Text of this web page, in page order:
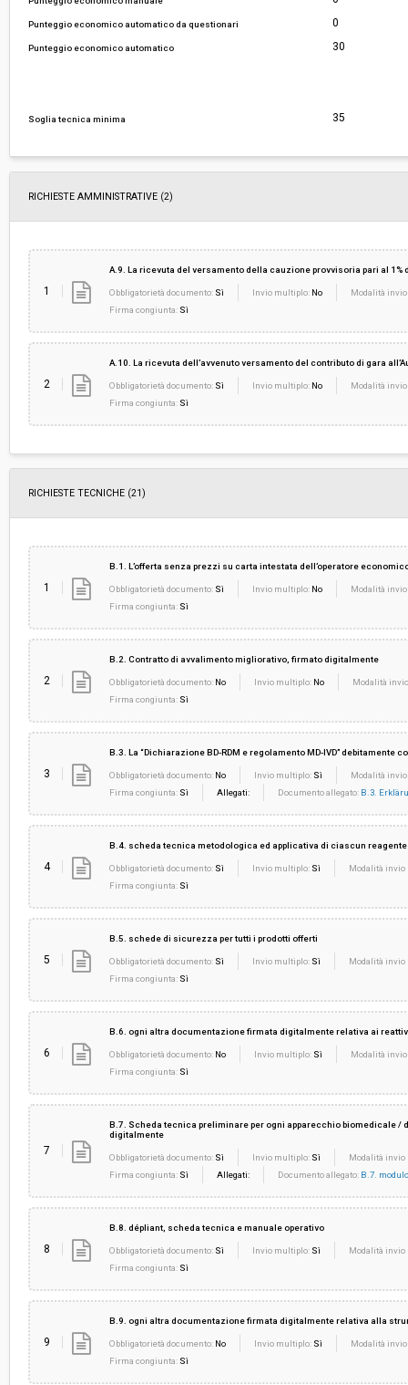
Punteggio economico automatico da questionari 0
Punteggio economico automatico 30
Soglia tecnica minima 35
RICHIESTE AMMINISTRATIVE (2)
1
A.9. La ricevuta del versamento della cauzione provvisoria pari al
Obbligatorietà documento: Sì Invio multiplo: No
Modalità
Firma congiunta: Sì
2
A.10. La ricevuta dell’avvenuto versamento del contributo di gara
Obbligatorietà documento: Sì Invio multiplo: No
Modalità
Firma congiunta: Sì
RICHIESTE TECNICHE (21)
1
B.1. L’offerta senza prezzi su carta intestata dell’operatore
Obbligatorietà documento: Sì Invio multiplo: No
Modalità
Firma congiunta: Sì
2
B.2. Contratto di avvalimento migliorativo, firmato digitalmente
Obbligatorietà documento: No Invio multiplo: No
Modalità
Firma congiunta: Sì
3
B.3. La “Dichiarazione BD-RDM e regolamento MD-IVD” debitamente
Obbligatorietà documento: No Invio multiplo: Sì
Modalità
Firma congiunta: Sì Allegati: Documento allegato: B.3.
4
B.4. scheda tecnica metodologica ed applicativa di ciascun
Obbligatorietà documento: Sì Invio multiplo: Sì
Modalità invio
Firma congiunta: Sì
5
B.5. schede di sicurezza per tutti i prodotti offerti
Obbligatorietà documento: Sì Invio multiplo: Sì
Modalità invio
Firma congiunta: Sì
6
B.6. ogni altra documentazione firmata digitalmente relativa ai
Obbligatorietà documento: No Invio multiplo: Sì
Modalità
Firma congiunta: Sì
7
B.7. Scheda tecnica preliminare per ogni apparecchio biomedicale /
digitalmente
Obbligatorietà documento: Sì Invio multiplo: Sì
Modalità invio
Firma congiunta: Sì Allegati: Documento allegato: B.7.
8
B.8. dépliant, scheda tecnica e manuale operativo
Obbligatorietà documento: Sì Invio multiplo: Sì
Modalità invio
Firma congiunta: Sì
9
B.9. ogni altra documentazione firmata digitalmente relativa alla
Obbligatorietà documento: No Invio multiplo: Sì
Modalità
Firma congiunta: Sì